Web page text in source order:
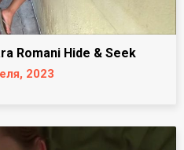
Romani Hide & Seek
2023